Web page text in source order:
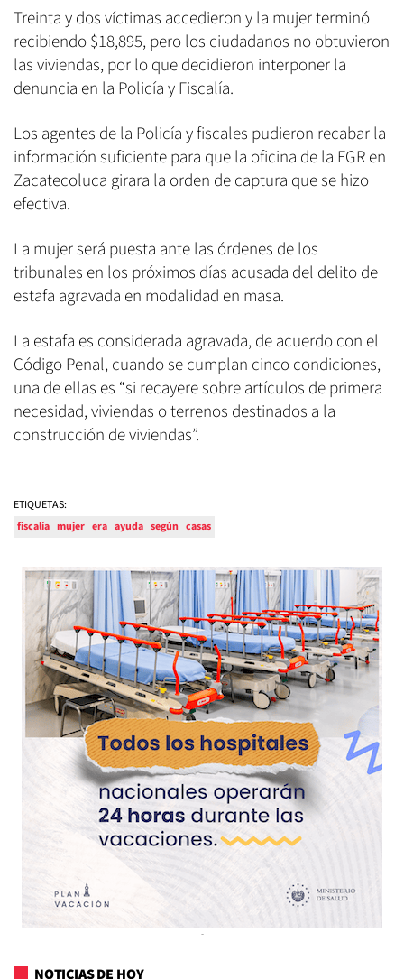
Treinta y dos víctimas accedieron y la mujer terminó
recibiendo $18,895, pero los ciudadanos no obtuvieron
las viviendas, por lo que decidieron interponer la
denuncia en la Policía y Fiscalía.
Los agentes de la Policía y fiscales pudieron recabar la
información suficiente para que la oficina de la FGR en
Zacatecoluca girara la orden de captura que se hizo
efectiva.
La mujer será puesta ante las órdenes de los
tribunales en los próximos días acusada del delito de
estafa agravada en modalidad en masa.
La estafa es considerada agravada, de acuerdo con el
Código Penal, cuando se cumplan cinco condiciones,
una de ellas es “si recayere sobre artículos de primera
necesidad, viviendas o terrenos destinados a la
construcción de viviendas”.
ETIQUETAS:
fiscalía mujer era ayuda según casas
NOTICIAS DE HOY